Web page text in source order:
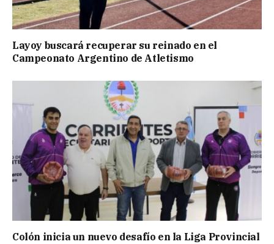
Layoy buscará recuperar su reinado en el
Campeonato Argentino de Atletismo
Colón inicia un nuevo desafío en la Liga Provincial